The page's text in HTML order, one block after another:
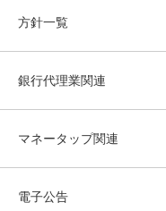
方針一覧
銀行代理業関連
マネータップ関連
電子公告